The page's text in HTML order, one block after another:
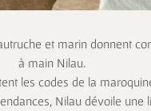
et marin donnent
à main Nilau.
les codes de la
Nilau dévoile une